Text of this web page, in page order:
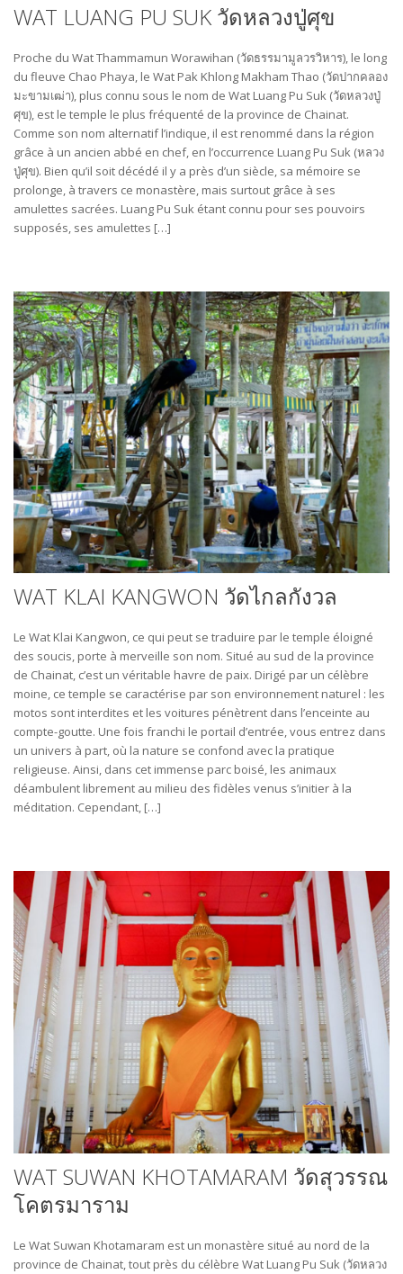
WAT LUANG PU SUK วัดหลวงปู่ศุข
Proche du Wat Thammamun Worawihan (วัดธรรมามูลวรวิหาร), le long
du fleuve Chao Phaya, le Wat Pak Khlong Makham Thao (วัดปากคลอง
มะขามเฒ่า), plus connu sous le nom de Wat Luang Pu Suk (วัดหลวงปู่
ศุข), est le temple le plus fréquenté de la province de Chainat.
Comme son nom alternatif l’indique, il est renommé dans la région
grâce à un ancien abbé en chef, en l’occurrence Luang Pu Suk (หลวง
ปู่ศุข). Bien qu’il soit décédé il y a près d’un siècle, sa mémoire se
prolonge, à travers ce monastère, mais surtout grâce à ses
amulettes sacrées. Luang Pu Suk étant connu pour ses pouvoirs
supposés, ses amulettes […]
WAT KLAI KANGWON วัดไกลกังวล
Le Wat Klai Kangwon, ce qui peut se traduire par le temple éloigné
des soucis, porte à merveille son nom. Situé au sud de la province
de Chainat, c’est un véritable havre de paix. Dirigé par un célèbre
moine, ce temple se caractérise par son environnement naturel : les
motos sont interdites et les voitures pénètrent dans l’enceinte au
compte-goutte. Une fois franchi le portail d’entrée, vous entrez dans
un univers à part, où la nature se confond avec la pratique
religieuse. Ainsi, dans cet immense parc boisé, les animaux
déambulent librement au milieu des fidèles venus s’initier à la
méditation. Cependant, […]
WAT SUWAN KHOTAMARAM วัดสุวรรณ
โคตรมาราม
Le Wat Suwan Khotamaram est un monastère situé au nord de la
province de Chainat, tout près du célèbre Wat Luang Pu Suk (วัดหลวง